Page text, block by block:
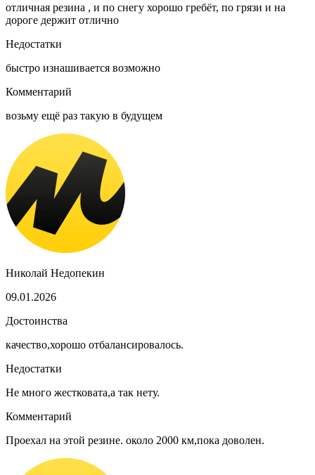
отличная резина , и по снегу хорошо гребёт, по грязи и на
дороге держит отлично
Недостатки
быстро изнашивается возможно
Комментарий
возьму ещё раз такую в будущем
Николай Недопекин
09.01.2026
Достоинства
качество,хорошо отбалансировалось.
Недостатки
Не много жестковата,а так нету.
Комментарий
Проехал на этой резине. около 2000 км,пока доволен.